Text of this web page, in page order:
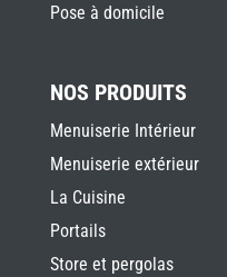
Pose à domicile
NOS PRODUITS
Menuiserie Intérieur
Menuiserie extérieur
La Cuisine
Portails
Store et pergolas